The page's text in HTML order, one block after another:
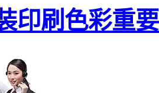
印刷色彩重